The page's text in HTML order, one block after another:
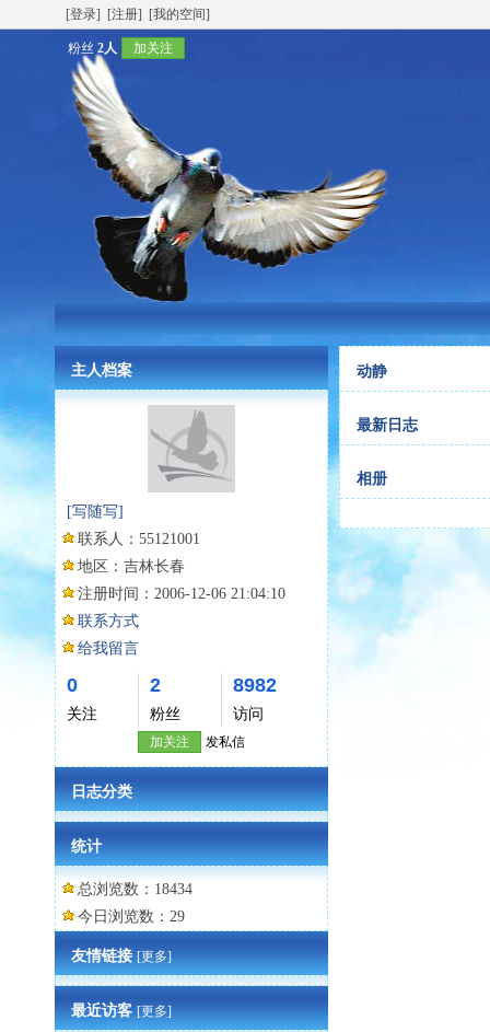
[登录] [注册] [我的空间]
粉丝 2人 加关注
主人档案
[写随写]
联系人： 55121001
地区： 吉林长春
注册时间： 2006-12-06 21:04:10
联系方式
给我留言
0
关注
2
粉丝
8982
访问
加关注 发私信
日志分类
统计
总浏览数：18434
今日浏览数：29
友情链接[更多]
最近访客[更多]
动静
最新日志
相册